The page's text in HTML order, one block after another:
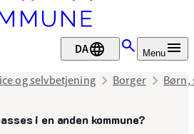
DA Menu
og selvbetjening Borger Børn,
i en anden kommune?
senest opdateret 28. april 2026